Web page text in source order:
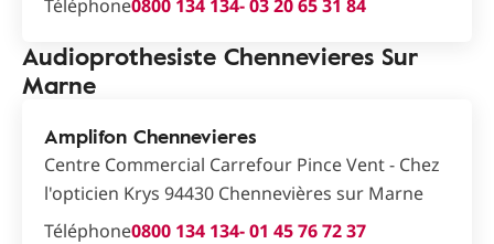
Téléphone0800 134 134- 03 20 65 31 84
Audioprothesiste Chennevieres Sur
Marne
Amplifon Chennevieres
Centre Commercial Carrefour Pince Vent - Chez
l'opticien Krys 94430 Chennevières sur Marne
Téléphone0800 134 134- 01 45 76 72 37